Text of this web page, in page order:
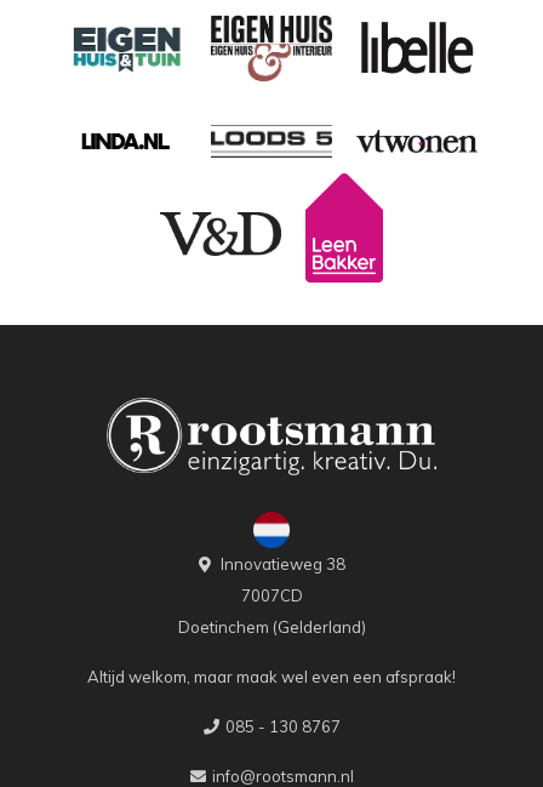
Innovatieweg 38
7007CD
Doetinchem (Gelderland)
Altijd welkom, maar maak wel even een afspraak!
085 - 130 8767
info@rootsmann.nl